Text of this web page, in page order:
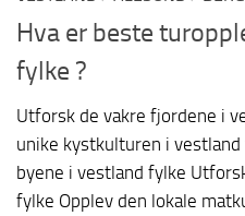
Hva er beste
fylke ?
Utforsk de vakre fjordene i
unike kystkulturen i
byene i vestland fylke
fylke Opplev den lokale